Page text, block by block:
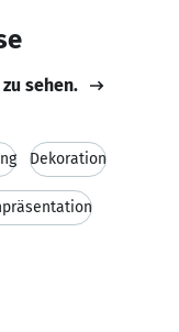
sehen.
Dekoration